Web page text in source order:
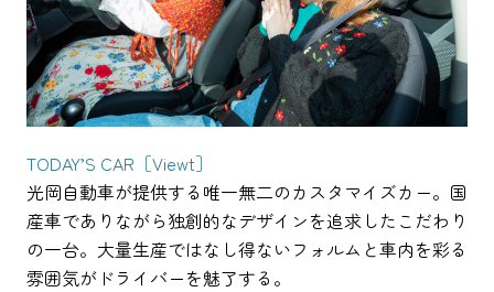
TODAY’S CAR［Viewt］
光岡自動車が提供する唯一無二のカスタマイズカー。国
産車でありながら独創的なデザインを追求したこだわり
の一台。大量生産ではなし得ないフォルムと車内を彩る
雰囲気がドライバーを魅了する。